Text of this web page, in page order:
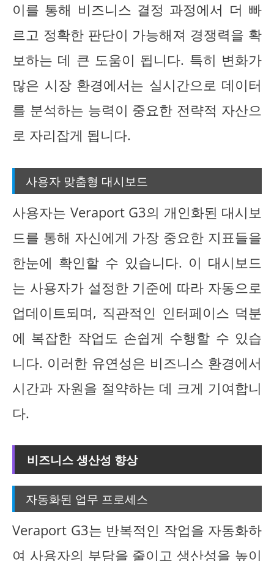
이를 통해 비즈니스 결정 과정에서 더 빠
르고 정확한 판단이 가능해져 경쟁력을 확
보하는 데 큰 도움이 됩니다. 특히 변화가
많은 시장 환경에서는 실시간으로 데이터
를 분석하는 능력이 중요한 전략적 자산으
로 자리잡게 됩니다.
사용자 맞춤형 대시보드
사용자는 Veraport G3의 개인화된 대시보
드를 통해 자신에게 가장 중요한 지표들을
한눈에 확인할 수 있습니다. 이 대시보드
는 사용자가 설정한 기준에 따라 자동으로
업데이트되며, 직관적인 인터페이스 덕분
에 복잡한 작업도 손쉽게 수행할 수 있습
니다. 이러한 유연성은 비즈니스 환경에서
시간과 자원을 절약하는 데 크게 기여합니
다.
비즈니스 생산성 향상
자동화된 업무 프로세스
Veraport G3는 반복적인 작업을 자동화하
여 사용자의 부담을 줄이고 생산성을 높이